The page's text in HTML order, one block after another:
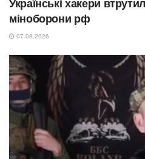
міноборони рф
07.08.2026